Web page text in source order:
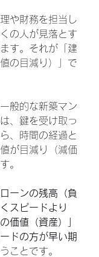
や財務を担当し
の人が見落とす
す。それが「建
の目減り）」で
般的な新築マン
、鍵を受け取っ
、時間の経過と
が目減り（減価
。
ローンの残高（負
スピードより
価値（資産）」
ドの方が早い期
ことです。